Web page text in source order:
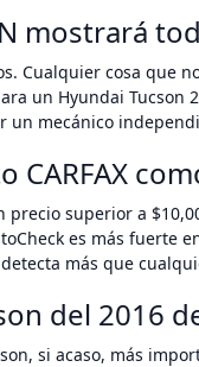
mostrará
Cualquier cosa que
un Hyundai
un mecánico
CARFAX
precio superior a
es más fuerte
más que
del 2016
si acaso, más